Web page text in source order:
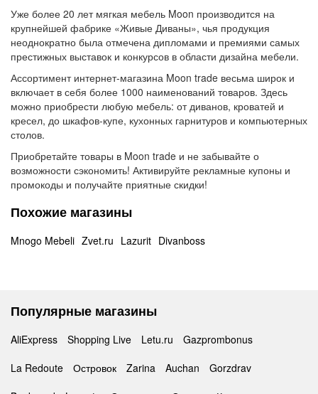
Уже более 20 лет мягкая мебель Moon производится на
крупнейшей фабрике «Живые Диваны», чья продукция
неоднократно была отмечена дипломами и премиями самых
престижных выставок и конкурсов в области дизайна мебели.
Ассортимент интернет-магазина Moon trade весьма широк и
включает в себя более 1000 наименований товаров. Здесь
можно приобрести любую мебель: от диванов, кроватей и
кресел, до шкафов-купе, кухонных гарнитуров и компьютерных
столов.
Приобретайте товары в Moon trade и не забывайте о
возможности сэкономить! Активируйте рекламные купоны и
промокоды и получайте приятные скидки!
Похожие магазины
Mnogo Mebeli Zvet.ru Lazurit Divanboss
Популярные магазины
AliExpress Shopping Live Letu.ru
Gazprombonus
La Redoute
Островок Zarina Auchan
Gorzdrav